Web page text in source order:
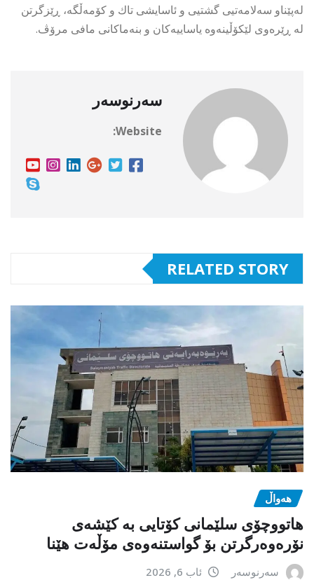
لەپێناو سەلامەتیی گشتیی و ئاسایشی تاك و كۆمەڵگە، ڕێزگرتن
لە ڕێرەوی لێکۆڵینەوە یاساییەکان و بنەماکانی مافی مرۆڤ.
سەرنوسەر
Website:
RELATED STORY
هەواڵ
هاتووچۆی سلێمانی کۆتایی بە کێشەی
نۆرەوەرگرتن بۆ گواستنەوەی مۆڵەت هێنا
سەرنوسەر ئاب 6, 2026